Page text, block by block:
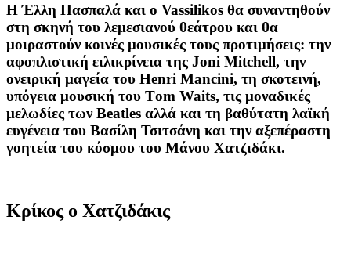
Η Έλλη Πασπαλά και ο Vassilikos θα συναντηθούν
στη σκηνή του λεμεσιανού θεάτρου και θα
μοιραστούν κοινές μουσικές τους προτιμήσεις: την
αφοπλιστική ειλικρίνεια της Joni Mitchell, την
ονειρική μαγεία του Henri Mancini, τη σκοτεινή,
υπόγεια μουσική του Τom Waits, τις μοναδικές
μελωδίες των Beatles αλλά και τη βαθύτατη λαϊκή
ευγένεια του Βασίλη Τσιτσάνη και την αξεπέραστη
γοητεία του κόσμου του Μάνου Χατζιδάκι.
Κρίκος ο Χατζιδάκις